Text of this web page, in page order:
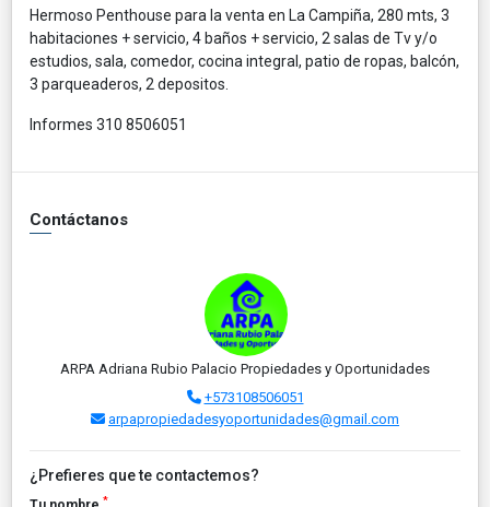
Hermoso Penthouse para la venta en La Campiña, 280 mts, 3
habitaciones + servicio, 4 baños + servicio, 2 salas de Tv y/o
estudios, sala, comedor, cocina integral, patio de ropas, balcón,
3 parqueaderos, 2 depositos.
Informes 310 8506051
Contáctanos
ARPA Adriana Rubio Palacio Propiedades y Oportunidades
+573108506051
arpapropiedadesyoportunidades@gmail.com
¿Prefieres que te contactemos?
*